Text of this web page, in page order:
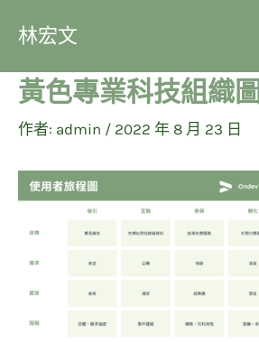
林宏文
黃色專業科技組織圖
作者: admin / 2022 年 8 月 23 日